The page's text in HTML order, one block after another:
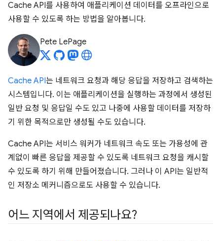
Cache API를 사용하여 애플리케이션 데이터를 오프라인으로
사용할 수 있도록 하는 방법을 알아봅니다.
Pete LePage
Cache API는 네트워크 요청과 해당 응답을 저장하고 검색하는
시스템입니다. 이는 애플리케이션을 실행하는 과정에서 생성된
일반 요청 및 응답일 수도 있고 나중에 사용할 데이터를 저장하
기 위한 목적으로만 생성될 수도 있습니다.
Cache API는 서비스 워커가 네트워크 속도 또는 가용성에 관
계없이 빠른 응답을 제공할 수 있도록 네트워크 요청을 캐시할
수 있도록 하기 위해 만들어졌습니다. 그러나 이 API는 일반적
인 저장소 메커니즘으로도 사용할 수 있습니다.
어느 지역에서 제공되나요?